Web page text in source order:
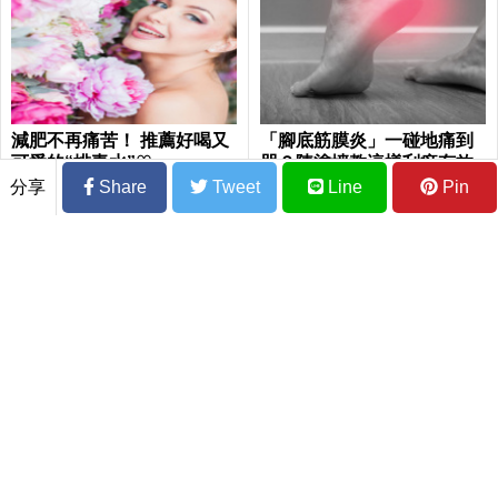
減肥不再痛苦！ 推薦好喝又
可愛的“排毒水”♡
「腳底筋膜炎」一碰地痛到
哭？陳塗墻教這樣刮痧有效
調理
分享 Share Tweet Line Pin